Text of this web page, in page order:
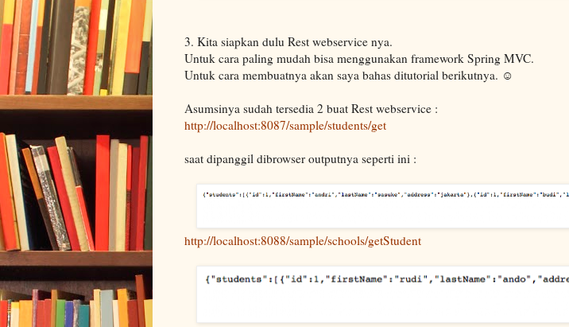
3. Kita siapkan dulu Rest webservice nya.
Untuk cara paling mudah bisa menggunakan framework Spring MVC.
Untuk cara membuatnya akan saya bahas ditutorial berikutnya. ☺
Asumsinya sudah tersedia 2 buat Rest webservice :
http://localhost:8087/sample/students/get
saat dipanggil dibrowser outputnya seperti ini :
http://localhost:8088/sample/schools/getStudent